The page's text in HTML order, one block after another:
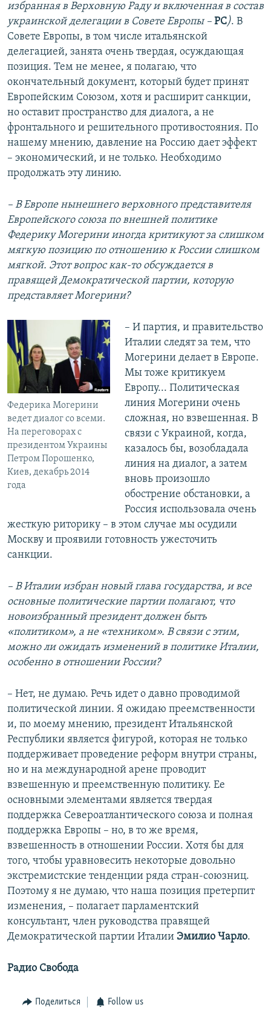
избранная в Верховную Раду и включенная в состав
украинской делегации в Совете Европы – РС). В
Совете Европы, в том числе итальянской
делегацией, занята очень твердая, осуждающая
позиция. Тем не менее, я полагаю, что
окончательный документ, который будет принят
Европейским Союзом, хотя и расширит санкции,
но оставит пространство для диалога, а не
фронтального и решительного противостояния. По
нашему мнению, давление на Россию дает эффект
– экономический, и не только. Необходимо
продолжать эту линию.
– В Европе нынешнего верховного представителя
Европейского союза по внешней политике
Федерику Могерини иногда критикуют за слишком
мягкую позицию по отношению к России слишком
мягкой. Этот вопрос как-то обсуждается в
правящей Демократической партии, которую
представляет Могерини?
Федерика Могерини
ведет диалог со всеми.
На переговорах с
президентом Украины
Петром Порошенко,
Киев, декабрь 2014
года
– И партия, и правительство
Италии следят за тем, что
Могерини делает в Европе.
Мы тоже критикуем
Европу... Политическая
линия Могерини очень
сложная, но взвешенная. В
связи с Украиной, когда,
казалось бы, возобладала
линия на диалог, а затем
вновь произошло
обострение обстановки, а
Россия использовала очень
жесткую риторику – в этом случае мы осудили
Москву и проявили готовность ужесточить
санкции.
– В Италии избран новый глава государства, и все
основные политические партии полагают, что
новоизбранный президент должен быть
«политиком», а не «техником». В связи с этим,
можно ли ожидать изменений в политике Италии,
особенно в отношении России?
– Нет, не думаю. Речь идет о давно проводимой
политической линии. Я ожидаю преемственности
и, по моему мнению, президент Итальянской
Республики является фигурой, которая не только
поддерживает проведение реформ внутри страны,
но и на международной арене проводит
взвешенную и преемственную политику. Ее
основными элементами является твердая
поддержка Североатлантического союза и полная
поддержка Европы – но, в то же время,
взвешенность в отношении России. Хотя бы для
того, чтобы уравновесить некоторые довольно
экстремистские тенденции ряда стран-союзниц.
Поэтому я не думаю, что наша позиция претерпит
изменения, – полагает парламентский
консультант, член руководства правящей
Демократической партии Италии Эмилио Чарло.
Радио Свобода
Поделиться Follow us